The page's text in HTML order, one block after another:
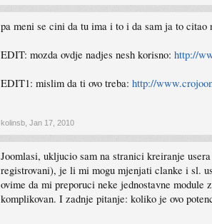
pa meni se cini da tu ima i to i da sam ja to citao
EDIT: mozda ovdje nadjes nesh korisno: http://
EDIT1: mislim da ti ovo treba: http://
kolinsb Jan 17, 2010
Joomlasi, ukljucio sam na stranici kreiranje
registrovani), je li mi mogu mjenjati clanke i sl.
ovime da mi preporuci neke jednostavne
komplikovan. I zadnje pitanje: koliko je ovo